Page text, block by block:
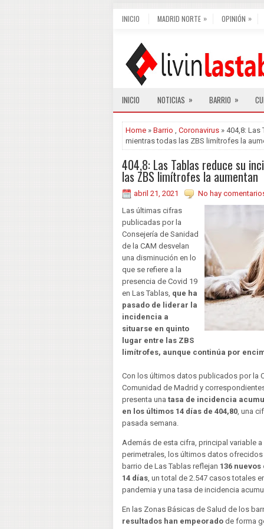
INICIO MADRID NORTE » OPINIÓN »
INICIO NOTICIAS » BARRIO »
Home » Barrio , Coronavirus » 404,8:
mientras todas las ZBS limítrofes la
404,8: Las Tablas reduce su
las ZBS limítrofes la aumentan
abril 21, 2021
No hay
Las últimas cifras
publicadas por la
Consejería de Sanidad
de la CAM desvelan
una disminución en lo
que se refiere a la
presencia de Covid 19
en Las Tablas, que ha
pasado de liderar la
incidencia a
situarse en quinto
lugar entre las ZBS
limítrofes, aunque continúa por
Con los últimos datos publicados por la
Comunidad de Madrid y
presenta una tasa de incidencia
en los últimos 14 días de 404,80, una
pasada semana.
Además de esta cifra, principal variable
perimetrales, los últimos datos
barrio de Las Tablas reflejan 136
14 días, un total de 2.547 casos totales
pandemia y una tasa de incidencia
En las Zonas Básicas de Salud de los
resultados han empeorado de forma